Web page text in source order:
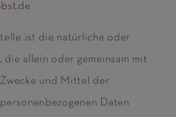
ist die natürliche oder
die allein oder gemeinsam mit
und Mittel der
Daten